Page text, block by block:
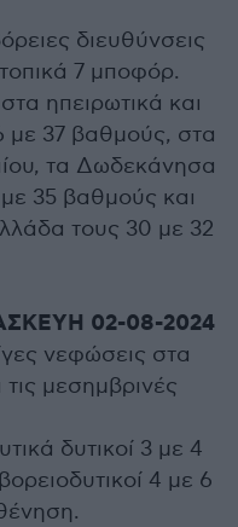
διευθύνσεις
7 μποφόρ.
ηπειρωτικά και
με 37 βαθμούς, στα
τα Δωδεκάνησα
35 βαθμούς και
τους 30 με 32
02-08-2024
νεφώσεις στα
μεσημβρινές
δυτικοί 3 με 4
4 με 6